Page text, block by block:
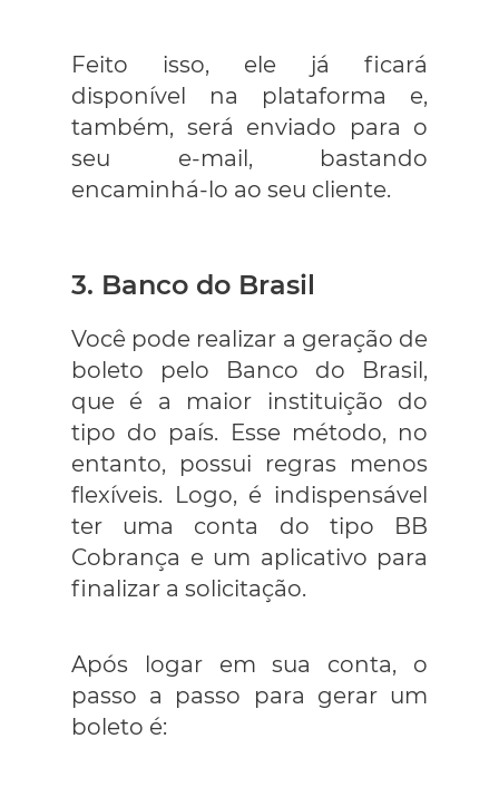
Feito isso, ele já ficará
disponível na plataforma e,
também, será enviado para o
seu e-mail, bastando
encaminhá-lo ao seu cliente.
3. Banco do Brasil
Você pode realizar a geração de
boleto pelo Banco do Brasil,
que é a maior instituição do
tipo do país. Esse método, no
entanto, possui regras menos
flexíveis. Logo, é indispensável
ter uma conta do tipo BB
Cobrança e um aplicativo para
finalizar a solicitação.
Após logar em sua conta, o
passo a passo para gerar um
boleto é: